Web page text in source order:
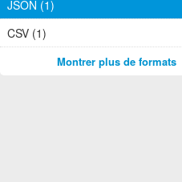
JSON (1)
CSV (1)
Montrer plus de formats